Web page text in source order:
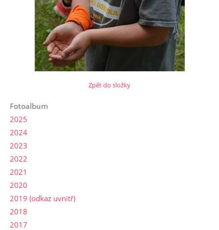
Zpět do složky
Fotoalbum
2025
2024
2023
2022
2021
2020
2019 (odkaz uvnitř)
2018
2017